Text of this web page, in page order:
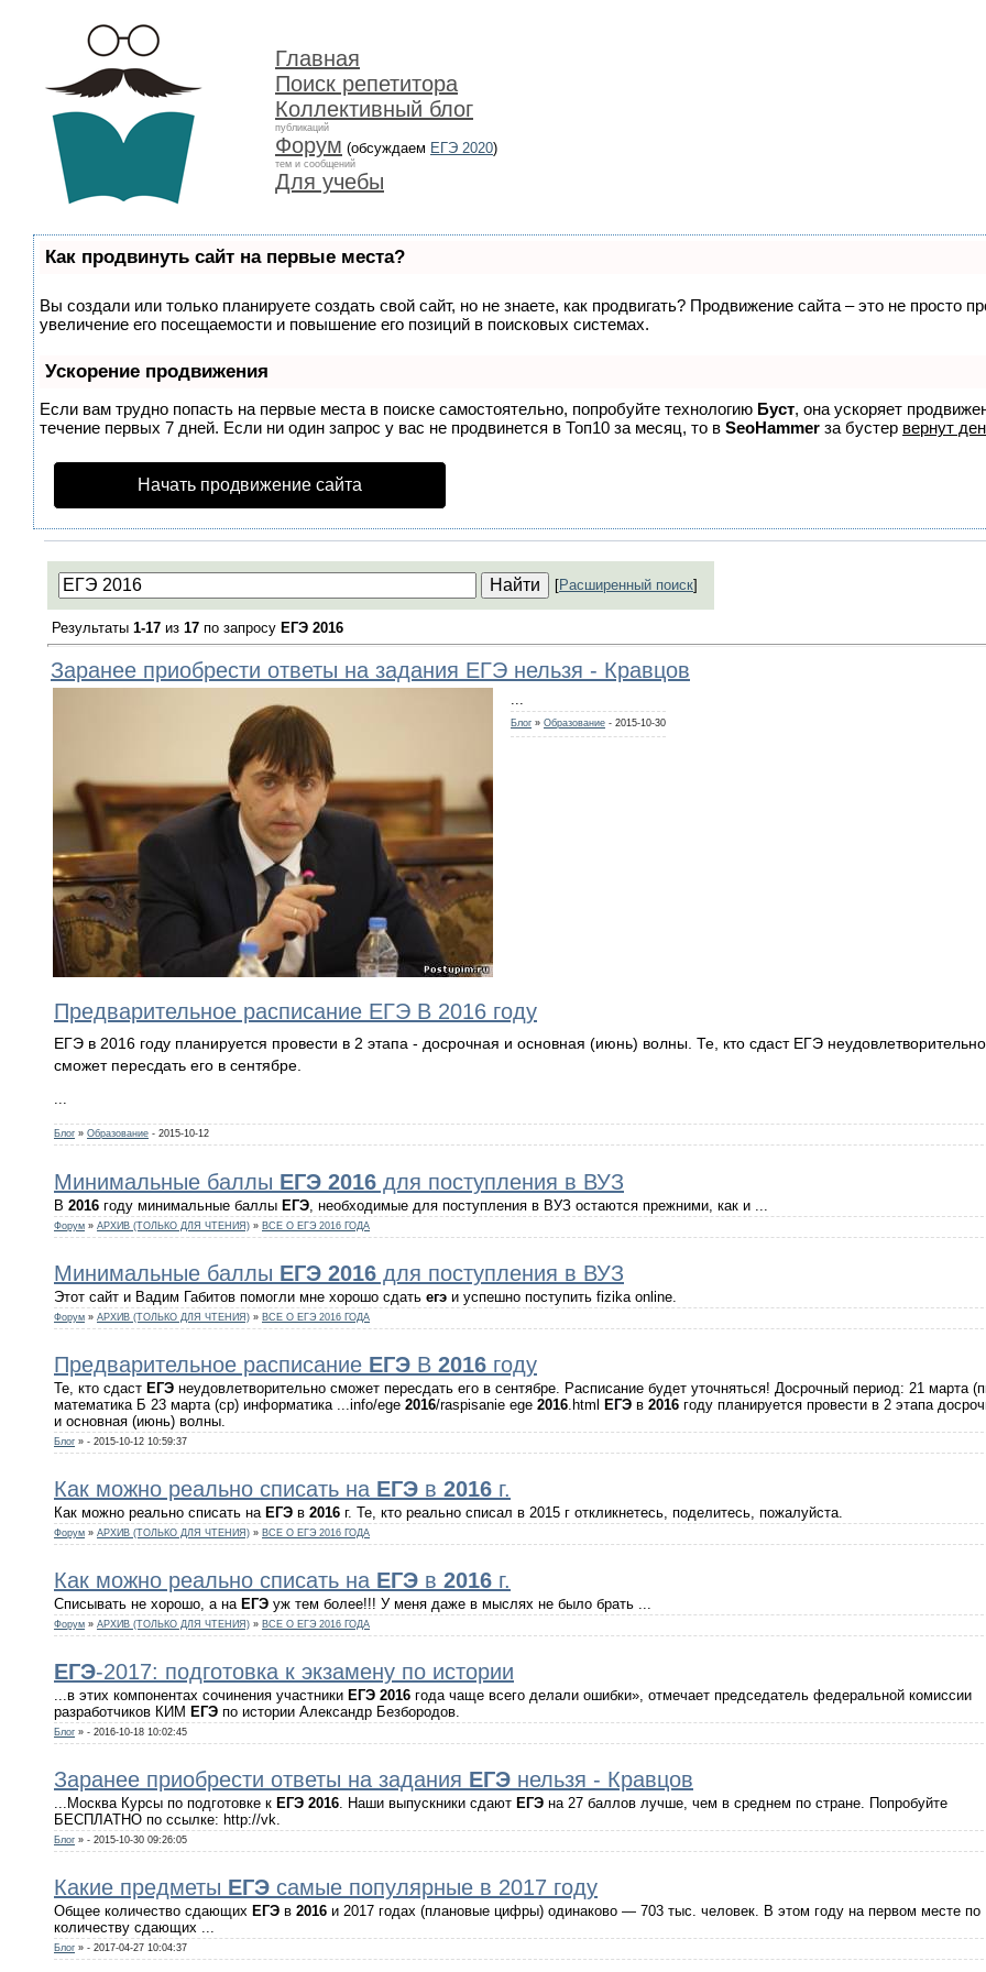
Главная
Поиск репетитора
Коллективный блог
публикаций
Форум (обсуждаем ЕГЭ 2020)
тем и сообщений
Для учебы
Как продвинуть сайт на первые места?
Вы создали или только планируете создать свой сайт, но не знаете, как продвигать? Продвижение сайта – это не просто
увеличение его посещаемости и повышение его позиций в поисковых системах.
Ускорение продвижения
Если вам трудно попасть на первые места в поиске самостоятельно, попробуйте технологию Буст, она ускоряет
течение первых 7 дней. Если ни один запрос у вас не продвинется в Топ10 за месяц, то в SeoHammer за бустер вернут
Начать продвижение сайта
[Расширенный поиск]
Результаты 1-17 из 17 по запросу ЕГЭ 2016
Заранее приобрести ответы на задания ЕГЭ нельзя - Кравцов
Блог » Образование - 2015-10-30
Предварительное расписание ЕГЭ В 2016 году
ЕГЭ в 2016 году планируется провести в 2 этапа - досрочная и основная (июнь) волны. Те, кто сдаст ЕГЭ
сможет пересдать его в сентябре.
Блог » Образование - 2015-10-12
Минимальные баллы ЕГЭ 2016 для поступления в ВУЗ
В 2016 году минимальные баллы ЕГЭ , необходимые для поступления в ВУЗ остаются прежними, как и ...
Форум » АРХИВ (ТОЛЬКО ДЛЯ ЧТЕНИЯ) » ВСЕ О ЕГЭ 2016 ГОДА
Минимальные баллы ЕГЭ 2016 для поступления в ВУЗ
Этот сайт и Вадим Габитов помогли мне хорошо сдать егэ и успешно поступить fizika online.
Форум » АРХИВ (ТОЛЬКО ДЛЯ ЧТЕНИЯ) » ВСЕ О ЕГЭ 2016 ГОДА
Предварительное расписание ЕГЭ В 2016 году
Те, кто сдаст ЕГЭ неудовлетворительно сможет пересдать его в сентябре. Расписание будет уточняться! Досрочный период: 21 марта
математика Б 23 марта (ср) информатика ...info/ege 2016/raspisanie ege 2016 .html ЕГЭ в 2016 году планируется провести в 2 этапа
и основная (июнь) волны.
Блог » - 2015-10-12 10:59:37
Как можно реально списать на ЕГЭ в 2016 г.
Как можно реально списать на ЕГЭ в 2016 г. Те, кто реально списал в 2015 г откликнетесь, поделитесь, пожалуйста.
Форум » АРХИВ (ТОЛЬКО ДЛЯ ЧТЕНИЯ) » ВСЕ О ЕГЭ 2016 ГОДА
Как можно реально списать на ЕГЭ в 2016 г.
Списывать не хорошо, а на ЕГЭ уж тем более!!! У меня даже в мыслях не было брать ...
Форум » АРХИВ (ТОЛЬКО ДЛЯ ЧТЕНИЯ) » ВСЕ О ЕГЭ 2016 ГОДА
ЕГЭ-2017: подготовка к экзамену по истории
...в этих компонентах сочинения участники ЕГЭ 2016 года чаще всего делали ошибки», отмечает председатель федеральной комиссии
разработчиков КИМ ЕГЭ по истории Александр Безбородов.
Блог » - 2016-10-18 10:02:45
Заранее приобрести ответы на задания ЕГЭ нельзя - Кравцов
...Москва Курсы по подготовке к ЕГЭ 2016 . Наши выпускники сдают ЕГЭ на 27 баллов лучше, чем в среднем по стране. Попробуйте
БЕСПЛАТНО по ссылке: http://vk.
Блог » - 2015-10-30 09:26:05
Какие предметы ЕГЭ самые популярные в 2017 году
Общее количество сдающих ЕГЭ в 2016 и 2017 годах (плановые цифры) одинаково — 703 тыс. человек. В этом году на первом месте по
количеству сдающих ...
Блог » - 2017-04-27 10:04:37